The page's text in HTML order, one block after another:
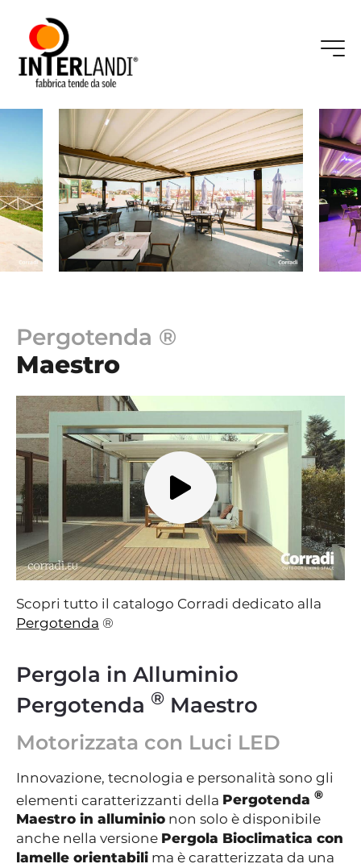
Pergotenda ®
Maestro
Scopri tutto il catalogo Corradi dedicato alla
Pergotenda ®
Pergola in Alluminio
Pergotenda ® Maestro
Motorizzata con Luci LED
Innovazione, tecnologia e personalità sono gli
elementi caratterizzanti della Pergotenda ®
Maestro in alluminio non solo è disponibile
anche nella versione Pergola Bioclimatica con
lamelle orientabili ma è caratterizzata da una